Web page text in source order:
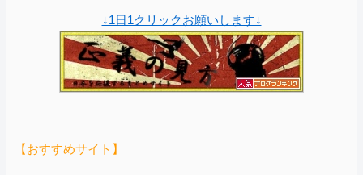
↓1日1クリックお願いします↓
【おすすめサイト】